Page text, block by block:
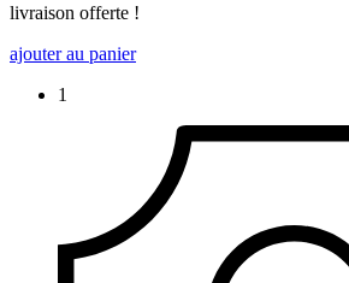
livraison offerte !
ajouter au panier
1